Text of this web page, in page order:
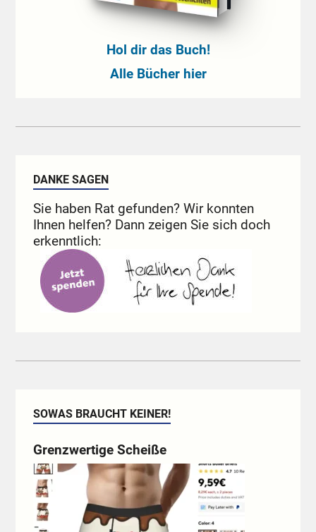
Hol dir das Buch!
Alle Bücher hier
DANKE SAGEN
Sie haben Rat gefunden? Wir konnten
Ihnen helfen? Dann zeigen Sie sich doch
erkenntlich:
SOWAS BRAUCHT KEINER!
Grenzwertige Scheiße